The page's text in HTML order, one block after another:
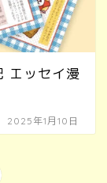
エッセイ漫
2025年1月10日